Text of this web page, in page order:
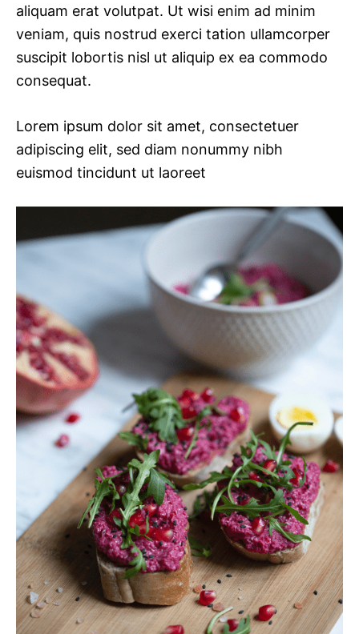
aliquam erat volutpat. Ut wisi enim ad minim
veniam, quis nostrud exerci tation ullamcorper
suscipit lobortis nisl ut aliquip ex ea commodo
consequat.
Lorem ipsum dolor sit amet, consectetuer
adipiscing elit, sed diam nonummy nibh
euismod tincidunt ut laoreet